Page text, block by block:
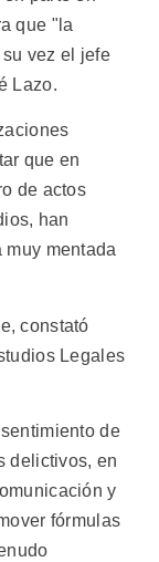
que "la
vez el jefe
Lazo.
que en
de actos
han
mentada
constató
Legales
de
delictivos, en
y
fórmulas